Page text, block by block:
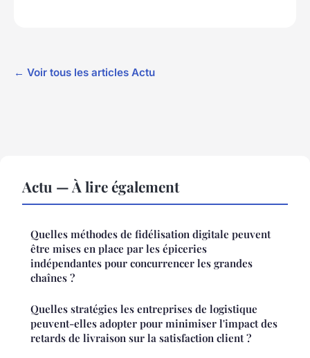
← Voir tous les articles Actu
Actu — À lire également
Quelles méthodes de fidélisation digitale peuvent
être mises en place par les épiceries
indépendantes pour concurrencer les grandes
chaînes ?
Quelles stratégies les entreprises de logistique
peuvent-elles adopter pour minimiser l'impact des
retards de livraison sur la satisfaction client ?